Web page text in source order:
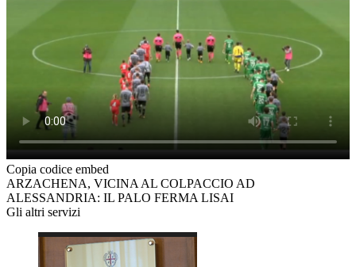
Copia codice embed
ARZACHENA, VICINA AL COLPACCIO AD
ALESSANDRIA: IL PALO FERMA LISAI
Gli altri servizi